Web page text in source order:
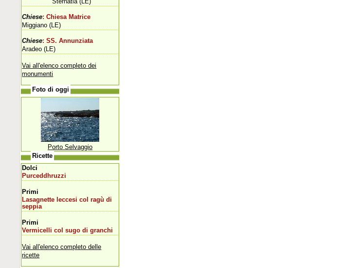
Chiese: Chiesa Matrice
Miggiano (LE)
Chiese: SS. Annunziata
Aradeo (LE)
Vai all'elenco completo dei
monumenti
Foto di oggi
Porto Selvaggio
Ricette
Dolci
Purceddhruzzi
Primi
Lasagnette leccesi col ragù di
seppia
Primi
Vermicelli col sugo di granchi
Vai all'elenco completo delle
ricette